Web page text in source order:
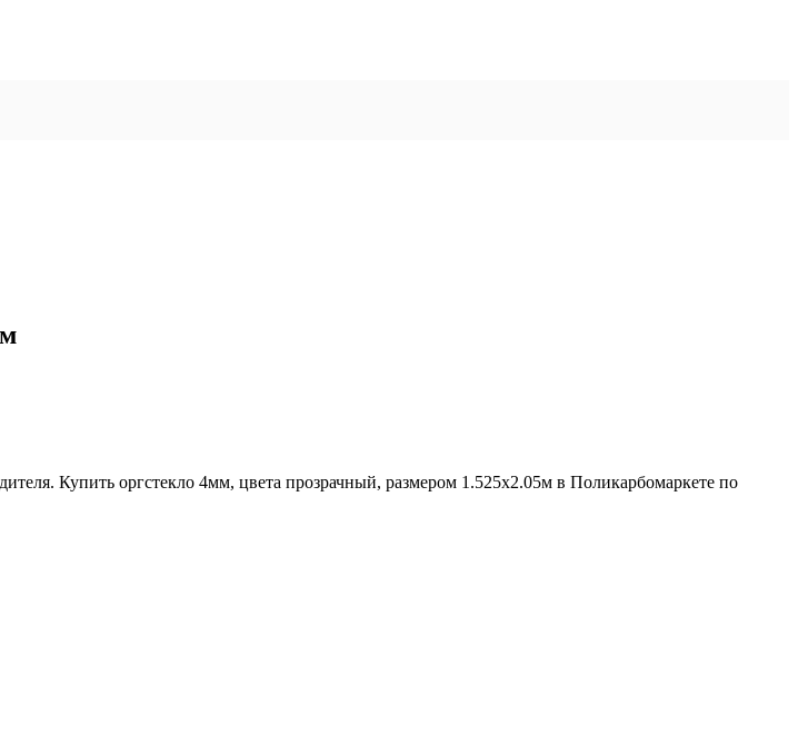
Купить оргстекло 4мм, цвета прозрачный, размером 1.525х2.05м в Поликарбомаркете по